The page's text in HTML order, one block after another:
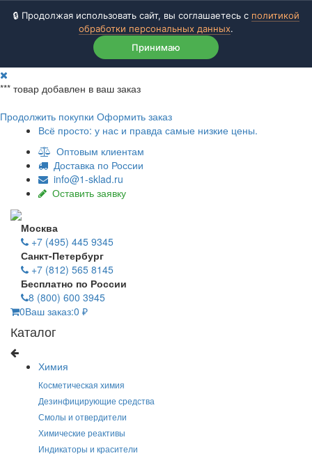
🔒 Продолжая использовать сайт, вы соглашаетесь с политикой
обработки персональных данных.
Принимаю
*** товар добавлен в ваш заказ
Продолжить покупки Оформить заказ
Всё просто: у нас и правда самые низкие цены.
Оптовым клиентам
Доставка по России
info@1-sklad.ru
Оставить заявку
Москва
+7 (495) 445 9345
Санкт-Петербург
+7 (812) 565 8145
Бесплатно по России
8 (800) 600 3945
0Ваш заказ:0 ₽
Каталог
Химия
Косметическая химия
Дезинфицирующие средства
Смолы и отвердители
Химические реактивы
Индикаторы и красители